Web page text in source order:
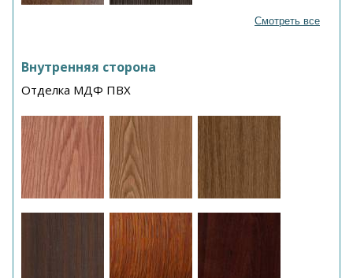
Смотреть все
Внутренняя сторона
Отделка МДФ ПВХ